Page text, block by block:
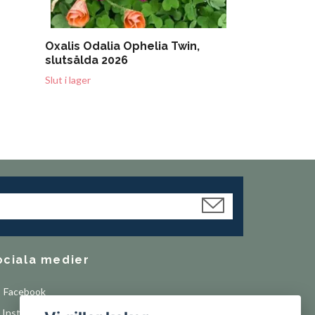
Oxalis Odalia Ophelia Twin,
slutsålda 2026
Slut i lager
medier
Facebook
Instagram